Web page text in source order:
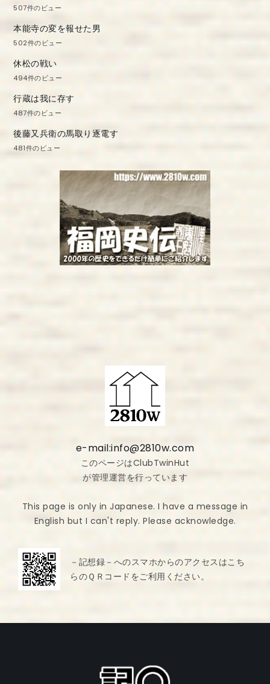
507件のビュー
本能寺の変を報せた男
502件のビュー
休松の戦い
494件のビュー
行蔵は我に存す
487件のビュー
後藤又兵衛の馬取り逐電す
481件のビュー
e-mail:info@2810w.com
このページはClubTwinHut
が管理運営を行っています
This page is only in Japanese. I have a message in
English but I can't reply. Please acknowledge.
－記想録－へのスマホからのアクセスはこち
らのＱＲコードをご利用ください。